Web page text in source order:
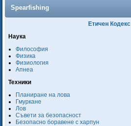
Spearfishing
Етичен Кодекс
Наука
Философия
Физика
Физиология
Апнеа
Техники
Планиране на лова
Гмуркане
Лов
Съвети за безопасност
Безопасно боравене с харпун